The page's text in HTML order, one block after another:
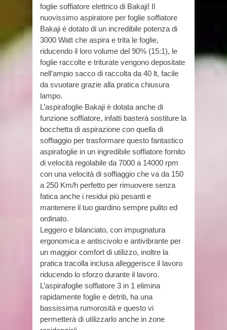
foglie soffiatore elettrico di Bakaji! Il
nuovissimo aspiratore per foglie soffiatore
Bakaji è dotato di un incredibile potenza di
3000 Watt che aspira e trita le foglie,
riducendo il loro volume del 90% (15:1), le
foglie raccolte e triturate vengono depositate
nell’ampio sacco di raccolta da 40 lt, facile
da svuotare grazie alla pratica chiusura
lampo.
L’aspirafoglie Bakaji è dotata anche di
funzione soffiatore, infatti basterà sostiture la
bocchetta di aspirazione con quella di
soffiaggio per trasformare questo fantastico
aspirafoglie in un ingredibile soffiatore fornito
di velocità regolabile da 7000 a 14000 rpm
con una velocità di soffiaggio che va da 150
a 250 Km/h perfetto per rimuovere senza
fatica anche i residui più pesanti e
mantenere il tuo giardino sempre pulito ed
ordinato.
Leggero e bilanciato, con impugnatura
ergonomica e antiscivolo e antivibrante per
un maggior comfort di utilizzo, inoltre la
pratica tracolla inclusa alleggerisce il lavoro
riducendo lo sforzo durante il lavoro.
L’aspirafoglie soffiatore 3 in 1 elimina
rapidamente foglie e detriti, ha una
bassissima rumorosità e questo vi
permetterà di utilizzarlo anche in zone